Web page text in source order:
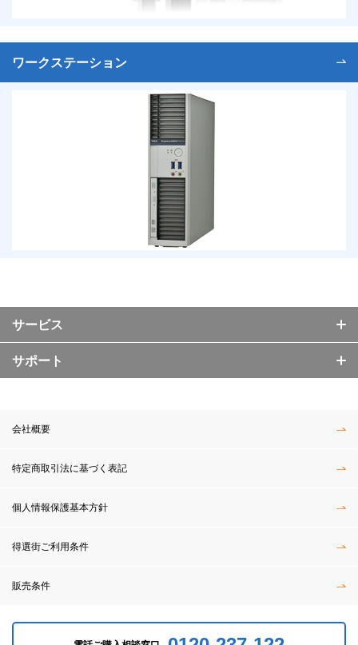
ワークステーション
サービス
サポート
会社概要
特定商取引法に基づく表記
個人情報保護基本方針
得選街ご利用条件
販売条件